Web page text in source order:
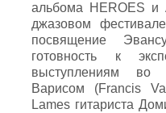
альбома HEROES и
джазовом
посвящение
готовность к
выступлениям
Варисом (Francis
Lames гитариста